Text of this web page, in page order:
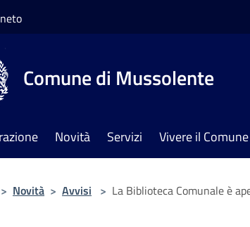
Comune di Mussolente
Novità Servizi Vivere il Comune
> Novità > Avvisi > La Biblioteca Comunale è